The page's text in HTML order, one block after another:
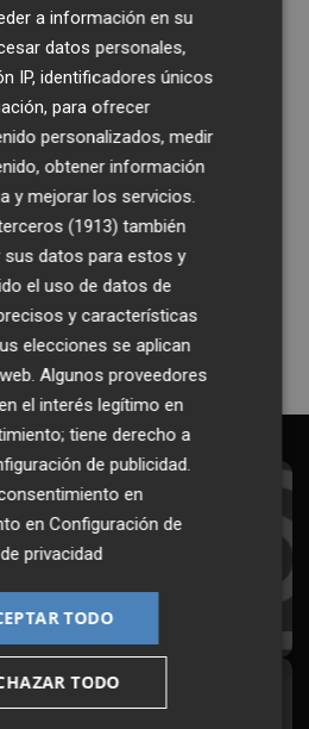
y más de 100 brigadas se
por un incendio forestal
la actualidad de
en tu correo
suscribirme
al Boletín
primera hora en tu email
en redes
a información en su
datos personales,
IP, identificadores únicos
para ofrecer
personalizados, medir
obtener información
y mejorar los servicios.
(1913) también
sus datos para estos y
el uso de datos de
y características
elecciones se aplican
Algunos proveedores
el interés legítimo en
tiene derecho a
de publicidad.
en
enConfiguración de
privacidad
TODO
TODO